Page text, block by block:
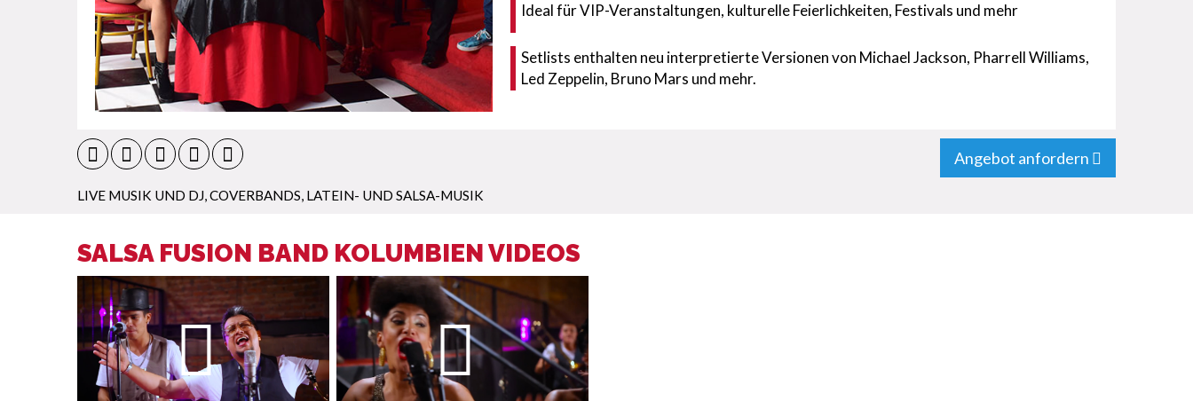
Ideal für VIP-Veranstaltungen, kulturelle Feierlichkeiten, Festivals und mehr
Setlists enthalten neu interpretierte Versionen von Michael Jackson, Pharrell Williams,
Led Zeppelin, Bruno Mars und mehr.
Angebot anfordern
LIVE MUSIK UND DJ COVERBANDS LATEIN- UND SALSA-MUSIK
SALSA FUSION BAND KOLUMBIEN VIDEOS